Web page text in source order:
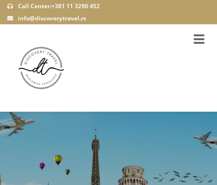
Call Center:+381 11 3290 452
info@discoverytravel.rs